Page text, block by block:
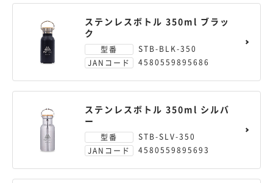
ステンレスボトル 350ml ブラッ
ク
型番
STB-BLK-350
JANコード
4580559895686
ステンレスボトル 350ml シルバ
ー
型番
STB-SLV-350
JANコード
4580559895693